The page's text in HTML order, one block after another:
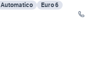
Automatico
Euro 6